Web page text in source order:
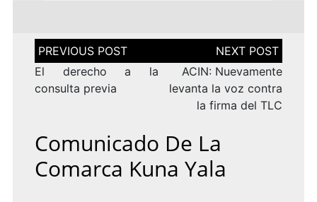
Navegación
de
entradas
El derecho a la
consulta previa
ACIN: Nuevamente
levanta la voz contra
la firma del TLC
Comunicado De La
Comarca Kuna Yala